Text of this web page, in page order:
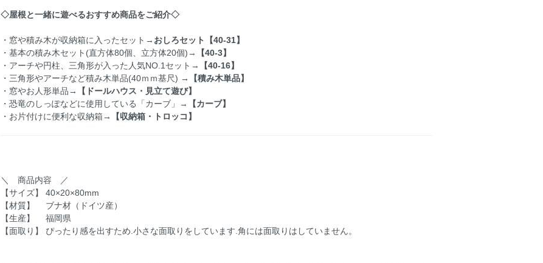
◇屋根と一緒に遊べるおすすめ商品をご紹介◇
・窓や積み木が収納箱に入ったセット→ おしろセット【40-31】
・基本の積み木セット(直方体80個、立方体20個)→
【40-3】
・アーチや円柱、三角形が入った人気NO.1セット→
【40-16】
・三角形やアーチなど積み木単品(40ｍｍ基尺) →
【積み木単品】
・窓やお人形単品→
【ドールハウス・見立て遊び】
・恐竜のしっぽなどに使用している「カーブ」→
【カーブ】
・お片付けに便利な収納箱→
【収納箱・トロッコ】
＼ 商品内容 ／
【サイズ】 40×20×80mm
【材質】 ブナ材（ドイツ産）
【生産】 福岡県
【面取り】 ぴったり感を出すため.小さな面取りをしています.角には面取りはしていません。